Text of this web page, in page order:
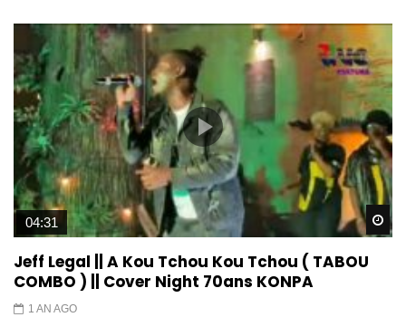
04:31
Jeff Legal || A Kou Tchou Kou Tchou ( TABOU
COMBO ) || Cover Night 70ans KONPA
1 AN AGO